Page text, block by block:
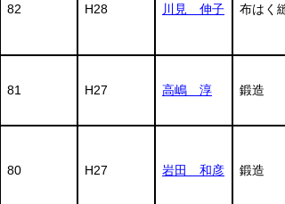
82 H28 川見 伸子 布はく
81 H27 高嶋 淳 鍛造
80 H27 岩田 和彦 鍛造